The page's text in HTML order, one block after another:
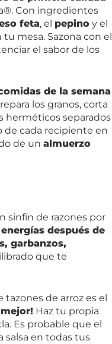
Con ingredientes
feta, el pepino y el
mesa. Sazona con el
el sabor de los
de la semana
los granos, corta
herméticos separados
de cada recipiente en
de un almuerzo
sinfín de razones por
después de
garbanzos,
que te
de arroz es el
Haz tu propia
Es probable que el
salsa en todas tus